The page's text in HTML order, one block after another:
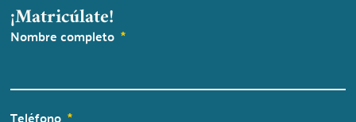
¡Matricúlate!
Nombre completo